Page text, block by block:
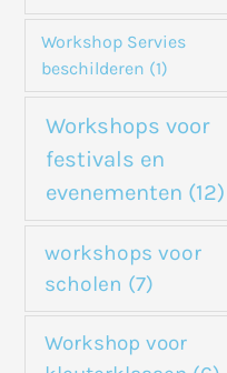
Workshop Servies
beschilderen (1)
Workshops voor
festivals en
evenementen (12)
workshops voor
scholen (7)
Workshop voor